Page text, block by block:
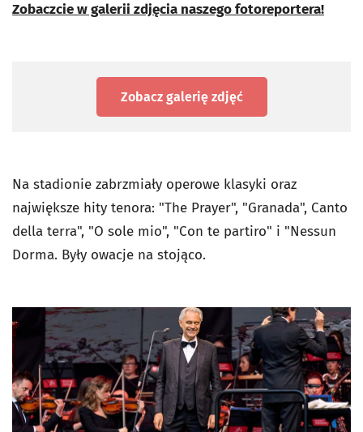
Zobaczcie w galerii zdjęcia naszego fotoreportera!
Zobacz galerię zdjęć
Na stadionie zabrzmiały operowe klasyki oraz
największe hity tenora: "The Prayer", "Granada", Canto
della terra", "O sole mio", "Con te partiro" i "Nessun
Dorma. Były owacje na stojąco.